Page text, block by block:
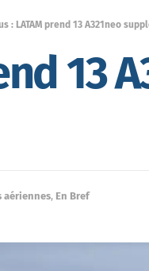
: LATAM prend 13 A321neo
13
aériennes, En Bref